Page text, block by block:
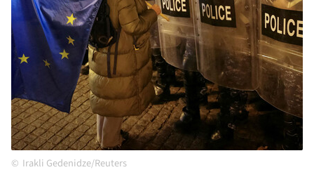
Irakli Gedenidze/Reuters